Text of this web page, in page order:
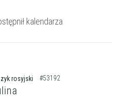
kalendarza
rosyjski #53192